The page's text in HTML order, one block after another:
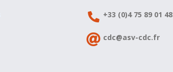
+33 (0)4 75 89 01 48
cdc@asv-cdc.fr